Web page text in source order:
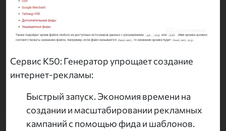
Сервис K50: Генератор упрощает создание
интернет-рекламы:
Быстрый запуск. Экономия времени на
создании и масштабировании рекламных
кампаний с помощью фида и шаблонов.